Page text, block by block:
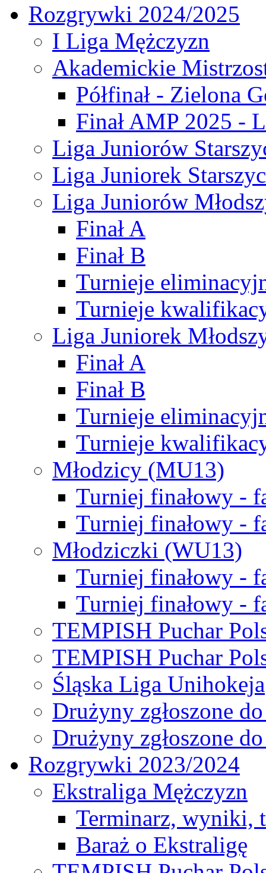
Rozgrywki 2024/2025
I Liga Mężczyzn
Akademickie
Półfinał - Zielona
Finał AMP 2025 -
Liga Juniorów
Liga Juniorek
Liga Juniorów
Finał A
Finał B
Turnieje
Turnieje
Liga Juniorek
Finał A
Finał B
Turnieje
Turnieje
Młodzicy (MU13)
Turniej finałowy -
Turniej finałowy -
Młodziczki (WU13)
Turniej finałowy -
Turniej finałowy -
TEMPISH Puchar
TEMPISH Puchar
Śląska Liga Unihokeja
Drużyny zgłoszone
Drużyny zgłoszone
Rozgrywki 2023/2024
Ekstraliga Mężczyzn
Terminarz, wyniki,
Baraż o Ekstraligę